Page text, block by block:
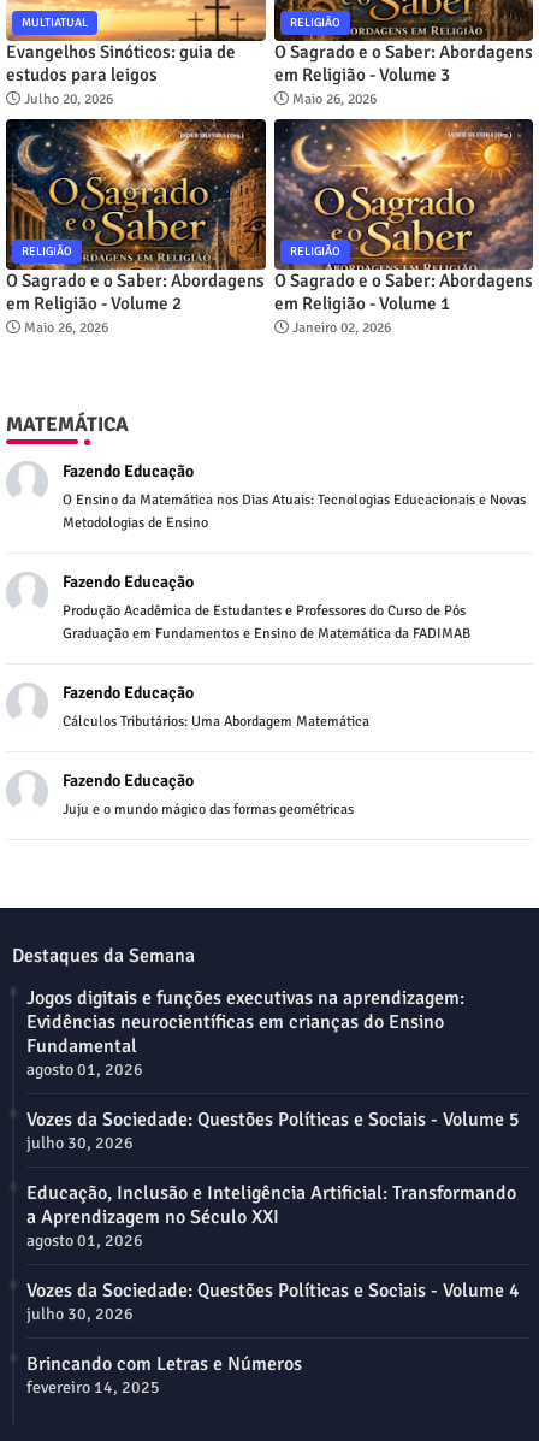
MULTIATUAL
Evangelhos Sinóticos: guia de
estudos para leigos
Julho 20, 2026
RELIGIÃO
O Sagrado e o Saber: Abordagens
em Religião - Volume 3
Maio 26, 2026
RELIGIÃO
O Sagrado e o Saber: Abordagens
em Religião - Volume 2
Maio 26, 2026
RELIGIÃO
O Sagrado e o Saber: Abordagens
em Religião - Volume 1
Janeiro 02, 2026
MATEMÁTICA
Fazendo Educação
O Ensino da Matemática nos Dias Atuais: Tecnologias Educacionais e Novas
Metodologias de Ensino
Fazendo Educação
Produção Acadêmica de Estudantes e Professores do Curso de Pós
Graduação em Fundamentos e Ensino de Matemática da FADIMAB
Fazendo Educação
Cálculos Tributários: Uma Abordagem Matemática
Fazendo Educação
Juju e o mundo mágico das formas geométricas
Destaques da Semana
Jogos digitais e funções executivas na aprendizagem:
Evidências neurocientíficas em crianças do Ensino
Fundamental
agosto 01, 2026
Vozes da Sociedade: Questões Políticas e Sociais - Volume 5
julho 30, 2026
Educação, Inclusão e Inteligência Artificial: Transformando
a Aprendizagem no Século XXI
agosto 01, 2026
Vozes da Sociedade: Questões Políticas e Sociais - Volume 4
julho 30, 2026
Brincando com Letras e Números
fevereiro 14, 2025